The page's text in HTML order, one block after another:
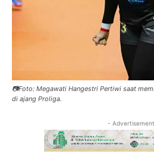
📷Foto: Megawati Hangestri Pertiwi saat
di ajang Proliga.
-